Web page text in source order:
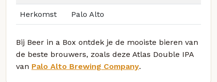
Herkomst Palo Alto
Bij Beer in a Box ontdek je de mooiste bieren van
de beste brouwers, zoals deze Atlas Double IPA
van Palo Alto Brewing Company.